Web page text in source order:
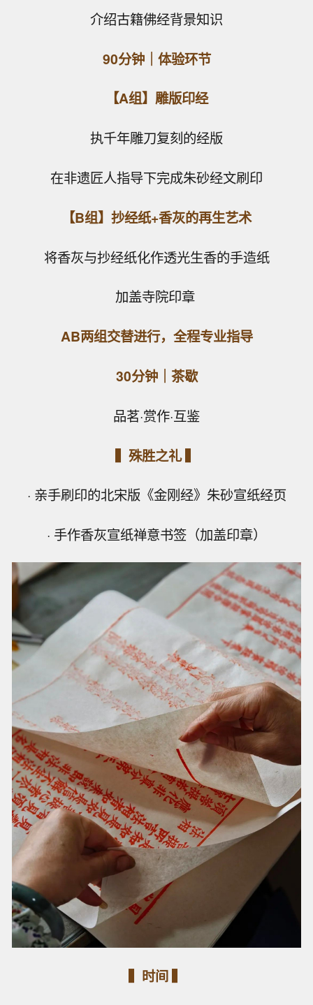
介绍古籍佛经背景知识
90分钟｜体验环节
【A组】雕版印经
执千年雕刀复刻的经版
在非遗匠人指导下完成朱砂经文刷印
【B组】抄经纸+香灰的再生艺术
将香灰与抄经纸化作透光生香的手造纸
加盖寺院印章
AB两组交替进行，全程专业指导
30分钟｜茶歇
品茗·赏作·互鉴
▍殊胜之礼 ▍
· 亲手刷印的北宋版《金刚经》朱砂宣纸经页
· 手作香灰宣纸禅意书签（加盖印章）
▍时间 ▍